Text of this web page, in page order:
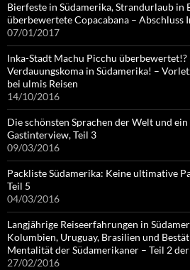
Bierfeste in Südamerika, Strandurlaub in
überbewertete Copacabana – Abschluss
07/01/2017
Inka-Stadt Machu Picchu
Verdauungskoma in Südamerika! –
bei ulmis Reisen
14/10/2016
Die schönsten Sprachen der Welt und
Gastinterview, Teil 3
09/03/2016
Packliste Südamerika: Keine ultimative
Teil 5
04/03/2016
Langjährige Reiseerfahrungen in
Kolumbien, Uruguay, Brasilien und
Mentalität der Südamerikaner – Teil 2
27/02/2016